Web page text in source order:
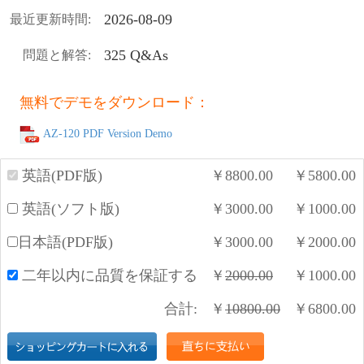
最近更新時間: 2026-08-09
問題と解答: 325 Q&As
無料でデモをダウンロード：
AZ-120 PDF Version Demo
英語(PDF版) ￥ 8800.00 ￥ 5800.00
英語(ソフト版) ￥ 3000.00 ￥ 1000.00
日本語(PDF版) ￥ 3000.00 ￥ 2000.00
二年以内に品質を保証する ￥ 2000.00 ￥ 1000.00
合計: ￥ 10800.00 ￥ 6800.00